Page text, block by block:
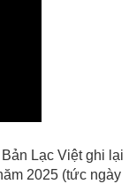
Lạc Việt ghi lại
2025 (tức ngày